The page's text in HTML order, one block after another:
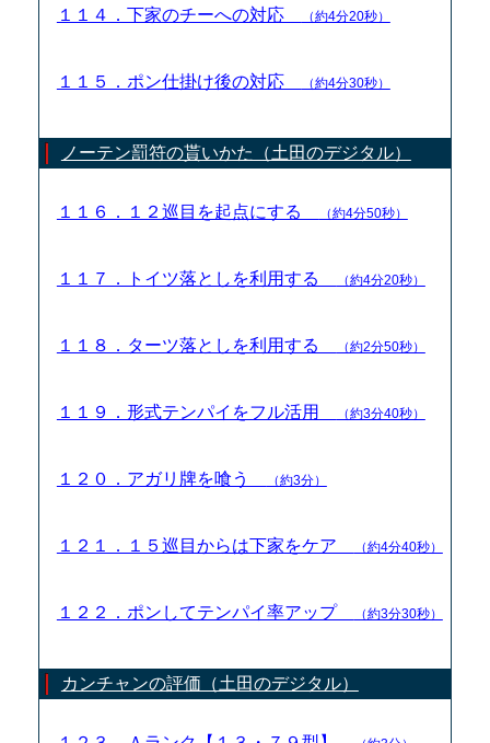
１１４．下家のチーへの対応 （約4分20秒）
１１５．ポン仕掛け後の対応 （約4分30秒）
ノーテン罰符の貰いかた（土田のデジタル）
１１６．１２巡目を起点にする （約4分50秒）
１１７．トイツ落としを利用する （約4分20秒）
１１８．ターツ落としを利用する （約2分50秒）
１１９．形式テンパイをフル活用 （約3分40秒）
１２０．アガリ牌を喰う （約3分）
１２１．１５巡目からは下家をケア （約4分40秒）
１２２．ポンしてテンパイ率アップ （約3分30秒）
カンチャンの評価（土田のデジタル）